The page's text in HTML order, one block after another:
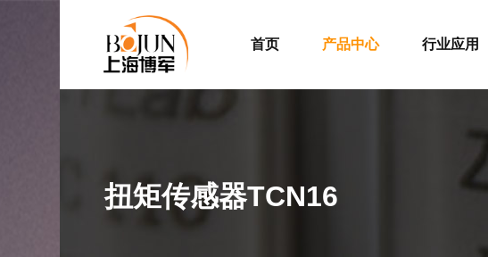
首页 产品中心 行业应用
扭矩传感器TCN16